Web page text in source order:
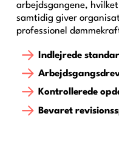
arbejdsgangene,
samtidig giver
professionel
Indlejrede
Kontrollerede
Bevaret